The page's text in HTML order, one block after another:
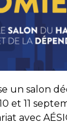
un salon
et 11
avec